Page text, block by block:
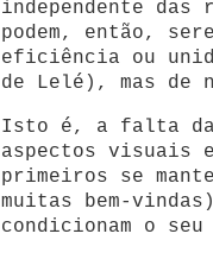
independente das
podem, então,
eficiência ou
de Lelé), mas de
Isto é, a falta da
aspectos visuais
primeiros se
muitas bem-
condicionam o seu